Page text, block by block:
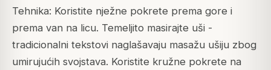
Tehnika: Koristite nježne pokrete prema gore i
prema van na licu. Temeljito masirajte uši -
tradicionalni tekstovi naglašavaju masažu ušiju zbog
umirujućih svojstava. Koristite kružne pokrete na